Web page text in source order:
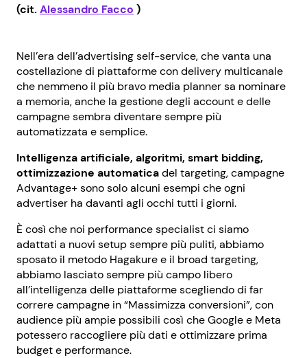
(cit. Alessandro Facco )
Nell’era dell’advertising self-service, che vanta una
costellazione di piattaforme con delivery multicanale
che nemmeno il più bravo media planner sa nominare
a memoria, anche la gestione degli account e delle
campagne sembra diventare sempre più
automatizzata e semplice.
Intelligenza artificiale, algoritmi, smart bidding,
ottimizzazione automaticadel targeting, campagne
Advantage+ sono solo alcuni esempi che ogni
advertiser ha davanti agli occhi tutti i giorni.
È così che noi performance specialist ci siamo
adattati a nuovi setup sempre più puliti, abbiamo
sposato il metodo Hagakure e il broad targeting,
abbiamo lasciato sempre più campo libero
all’intelligenza delle piattaforme scegliendo di far
correre campagne in “Massimizza conversioni”, con
audience più ampie possibili così che Google e Meta
potessero raccogliere più dati e ottimizzare prima
budget e performance.